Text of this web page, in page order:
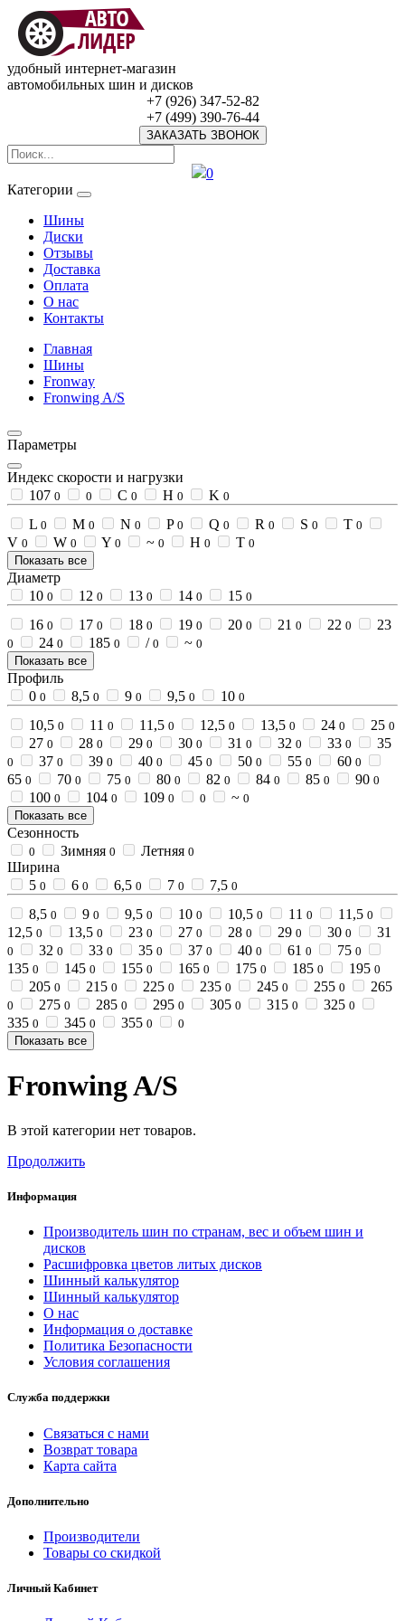
удобный интернет-магазин
автомобильных шин и дисков
+7 (926) 347-52-82
+7 (499) 390-76-44
ЗАКАЗАТЬ ЗВОНОК
0
Категории
Шины
Диски
Отзывы
Доставка
Оплата
О нас
Контакты
Главная
Шины
Fronway
Fronwing A/S
Параметры
Индекс скорости и нагрузки
107 0 0 C 0 H 0 K 0
L 0 M 0 N 0 P 0 Q 0 R 0 S 0 T 0
V 0 W 0 Y 0 ~ 0 Н 0 Т 0
Показать все
Диаметр
10 0 12 0 13 0 14 0 15 0
16 0 17 0 18 0 19 0 20 0 21 0 22 0 23
0 24 0 185 0 / 0 ~ 0
Показать все
Профиль
0 0 8,5 0 9 0 9,5 0 10 0
10,5 0 11 0 11,5 0 12,5 0 13,5 0 24 0 25 0
27 0 28 0 29 0 30 0 31 0 32 0 33 0 35
0 37 0 39 0 40 0 45 0 50 0 55 0 60 0
65 0 70 0 75 0 80 0 82 0 84 0 85 0 90 0
100 0 104 0 109 0 0 ~ 0
Показать все
Сезонность
0 Зимняя 0 Летняя 0
Ширина
5 0 6 0 6,5 0 7 0 7,5 0
8,5 0 9 0 9,5 0 10 0 10,5 0 11 0 11,5 0
12,5 0 13,5 0 23 0 27 0 28 0 29 0 30 0 31
0 32 0 33 0 35 0 37 0 40 0 61 0 75 0
135 0 145 0 155 0 165 0 175 0 185 0 195 0
205 0 215 0 225 0 235 0 245 0 255 0 265
0 275 0 285 0 295 0 305 0 315 0 325 0
335 0 345 0 355 0
0
Показать все
Fronwing A/S
В этой категории нет товаров.
Продолжить
Информация
Производитель шин по странам, вес и объем шин и
дисков
Расшифровка цветов литых дисков
Шинный калькулятор
Шинный калькулятор
О нас
Информация о доставке
Политика Безопасности
Условия соглашения
Служба поддержки
Связаться с нами
Возврат товара
Карта сайта
Дополнительно
Производители
Товары со скидкой
Личный Кабинет